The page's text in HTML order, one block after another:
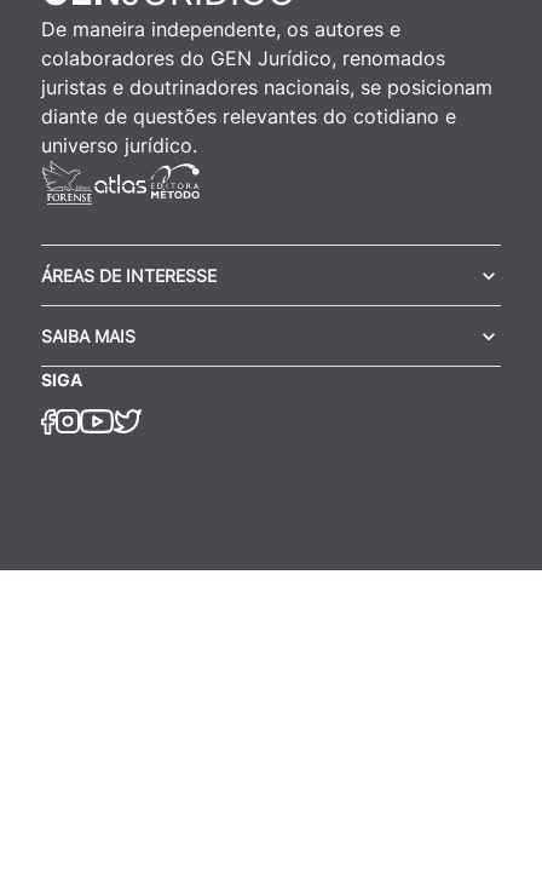
De maneira independente, os autores e
colaboradores do GEN Jurídico, renomados
juristas e doutrinadores nacionais, se posicionam
diante de questões relevantes do cotidiano e
universo jurídico.
ÁREAS DE INTERESSE
SAIBA MAIS
SIGA